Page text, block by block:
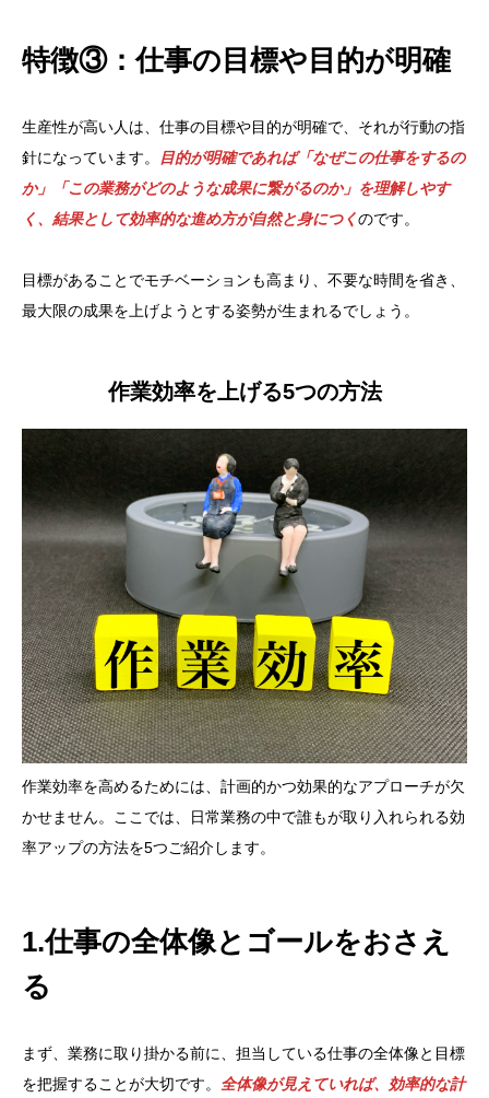
特徴③：仕事の目標や目的が明確
生産性が高い人は、仕事の目標や目的が明確で、それが行動の指
針になっています。
目的が明確であれば「なぜこの仕事をするの
か」「この業務がどのような成果に繋がるのか」を理解しやす
く、結果として効率的な進め方が自然と身につくのです。
目標があることでモチベーションも高まり、不要な時間を省き、
最大限の成果を上げようとする姿勢が生まれるでしょう。
作業効率を上げる5つの方法
作業効率を高めるためには、計画的かつ効果的なアプローチが欠
かせません。ここでは、日常業務の中で誰もが取り入れられる効
率アップの方法を5つご紹介します。
1.仕事の全体像とゴールをおさえ
る
まず、業務に取り掛かる前に、担当している仕事の全体像と目標
を把握することが大切です。 全体像が見えていれば、効率的な計